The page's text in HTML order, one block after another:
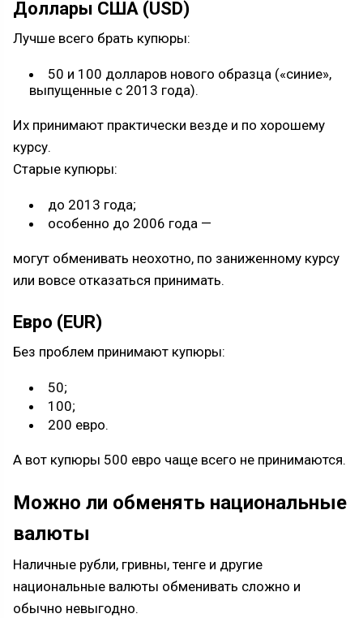
Доллары США (USD)
Лучше всего брать купюры:
50 и 100 долларов нового образца («синие»,
выпущенные с 2013 года).
Их принимают практически везде и по хорошему
курсу.
Старые купюры:
до 2013 года;
особенно до 2006 года —
могут обменивать неохотно, по заниженному курсу
или вовсе отказаться принимать.
Евро (EUR)
Без проблем принимают купюры:
50;
100;
200 евро.
А вот купюры 500 евро чаще всего не принимаются.
Можно ли обменять национальные
валюты
Наличные рубли, гривны, тенге и другие
национальные валюты обменивать сложно и
обычно невыгодно.